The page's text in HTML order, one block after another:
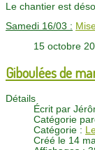
Le chantier est
Samedi 16/03 :
15 octobre
Giboulées de
Détails
Écrit par
Catégorie
Catégorie :
Créé le 14